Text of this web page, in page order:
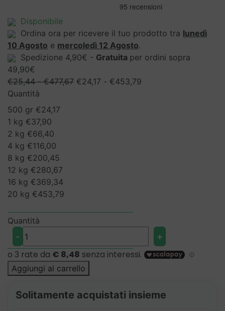
Disponibile
Ordina ora per ricevere il tuo prodotto tra lunedì
10 Agosto e mercoledì 12 Agosto.
Spedizione 4,90€ - Gratuita per ordini sopra
49,90€
€25,44 - €477,67Fascia
€24,17 - €453,79
Quantità
500 gr €24,17
1 kg €37,90
2 kg €66,40
4 kg €116,00
8 kg €200,45
12 kg €280,67
16 kg €369,34
20 kg €453,79
Quantità
Mold
30
ideale
- +
Aggiungi al carrello
Solitamente acquistati insieme